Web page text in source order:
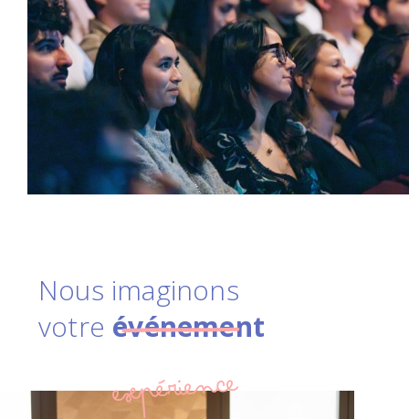
Nous imaginons
votre événement
expérience